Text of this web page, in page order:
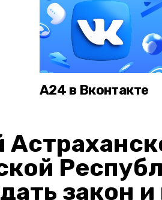
А24 в Вконтакте
закон